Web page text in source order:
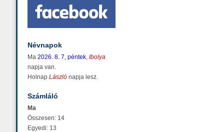
Névnapok
Ma 2026. 8. 7, péntek, Ibolya
napja van.
Holnap László napja lesz.
Számláló
Ma
Összesen: 14
Egyedi: 13